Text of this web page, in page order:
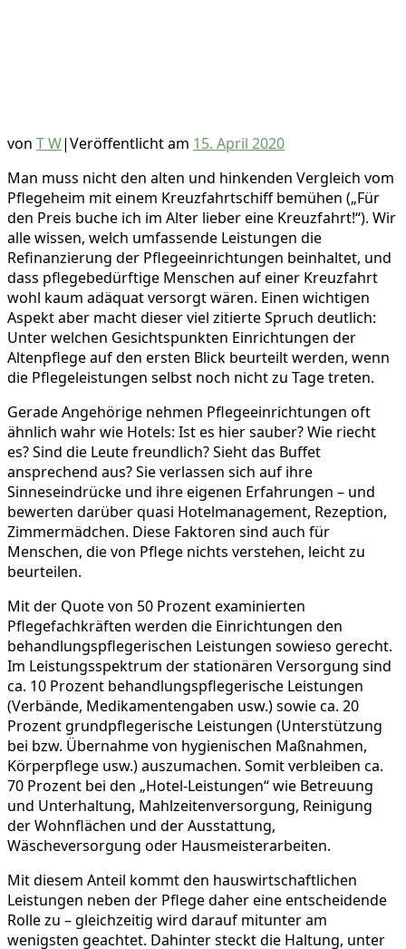
von T W|Veröffentlicht am 15. April 2020
Man muss nicht den alten und hinkenden Vergleich vom
Pflegeheim mit einem Kreuzfahrtschiff bemühen („Für
den Preis buche ich im Alter lieber eine Kreuzfahrt!“). Wir
alle wissen, welch umfassende Leistungen die
Refinanzierung der Pflegeeinrichtungen beinhaltet, und
dass pflegebedürftige Menschen auf einer Kreuzfahrt
wohl kaum adäquat versorgt wären. Einen wichtigen
Aspekt aber macht dieser viel zitierte Spruch deutlich:
Unter welchen Gesichtspunkten Einrichtungen der
Altenpflege auf den ersten Blick beurteilt werden, wenn
die Pflegeleistungen selbst noch nicht zu Tage treten.
Gerade Angehörige nehmen Pflegeeinrichtungen oft
ähnlich wahr wie Hotels: Ist es hier sauber? Wie riecht
es? Sind die Leute freundlich? Sieht das Buffet
ansprechend aus? Sie verlassen sich auf ihre
Sinneseindrücke und ihre eigenen Erfahrungen – und
bewerten darüber quasi Hotelmanagement, Rezeption,
Zimmermädchen. Diese Faktoren sind auch für
Menschen, die von Pflege nichts verstehen, leicht zu
beurteilen.
Mit der Quote von 50 Prozent examinierten
Pflegefachkräften werden die Einrichtungen den
behandlungspflegerischen Leistungen sowieso gerecht.
Im Leistungsspektrum der stationären Versorgung sind
ca. 10 Prozent behandlungspflegerische Leistungen
(Verbände, Medikamentengaben usw.) sowie ca. 20
Prozent grundpflegerische Leistungen (Unterstützung
bei bzw. Übernahme von hygienischen Maßnahmen,
Körperpflege usw.) auszumachen. Somit verbleiben ca.
70 Prozent bei den „Hotel-Leistungen“ wie Betreuung
und Unterhaltung, Mahlzeitenversorgung, Reinigung
der Wohnflächen und der Ausstattung,
Wäscheversorgung oder Hausmeisterarbeiten.
Mit diesem Anteil kommt den hauswirtschaftlichen
Leistungen neben der Pflege daher eine entscheidende
Rolle zu – gleichzeitig wird darauf mitunter am
wenigsten geachtet. Dahinter steckt die Haltung, unter